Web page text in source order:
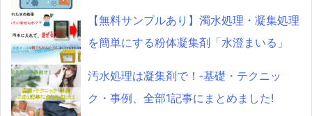
【無料サンプルあり】濁水処理・凝集処理
を簡単にする粉体凝集剤「水澄まいる」
汚水処理は凝集剤で！‐基礎・テクニッ
ク・事例、全部1記事にまとめました!